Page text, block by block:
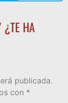
HA
publicada.
con *